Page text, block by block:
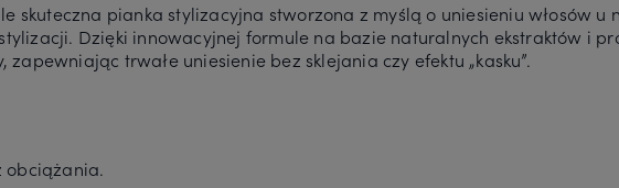
skuteczna pianka stylizacyjna stworzona z myślą o uniesieniu włosów u
Dzięki innowacyjnej formule na bazie naturalnych ekstraktów i
trwałe uniesienie bez sklejania czy efektu „kasku”.
obciążania.